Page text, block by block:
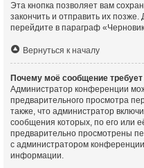
Эта кнопка позволяет вам
закончить и отправить их
перейдите в параграф
Вернуться к началу
Почему моё сообщение
Администратор конференции
предварительного просмотра
также, что администратор
сообщения которых, по его или
предварительно просмотрены
с администратором
информации.